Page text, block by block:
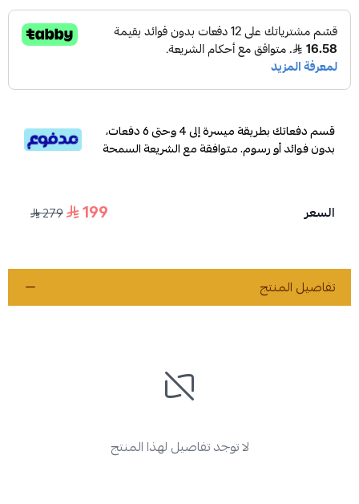
قسم دفعاتك بطريقة ميسرة إلى 4 وحتى 6 دفعات،
بدون فوائد أو رسوم. متوافقة مع الشريعة السمحة
السعر 199
279
تفاصيل المنتج
لا توجد تفاصيل لهذا المنتج